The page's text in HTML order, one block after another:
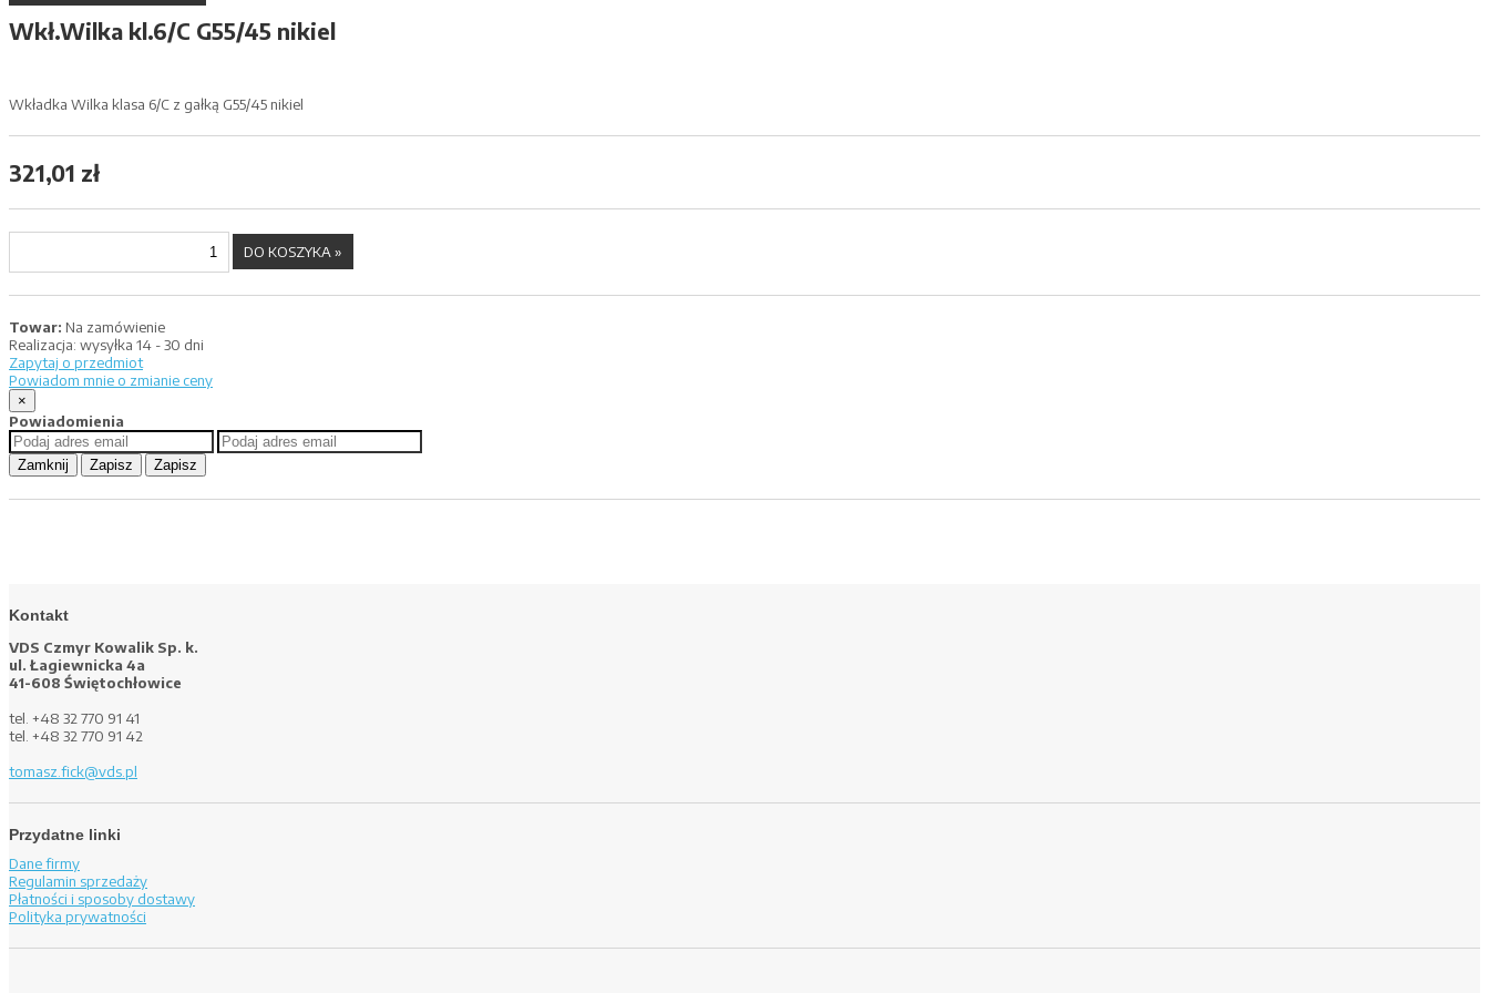
Wkł.Wilka kl.6/C G55/45 nikiel
Wkładka Wilka klasa 6/C z gałką G55/45 nikiel
321,01 zł
Towar: Na zamówienie
Realizacja: wysyłka 14 - 30 dni
Zapytaj o przedmiot
Powiadom mnie o zmianie ceny
×
Powiadomienia
Zamknij Zapisz Zapisz
Kontakt
VDS Czmyr Kowalik Sp. k.
ul. Łagiewnicka 4a
41-608 Świętochłowice
tel. +48 32 770 91 41
tel. +48 32 770 91 42
tomasz.fick@vds.pl
Przydatne linki
Dane firmy
Regulamin sprzedaży
Płatności i sposoby dostawy
Polityka prywatności